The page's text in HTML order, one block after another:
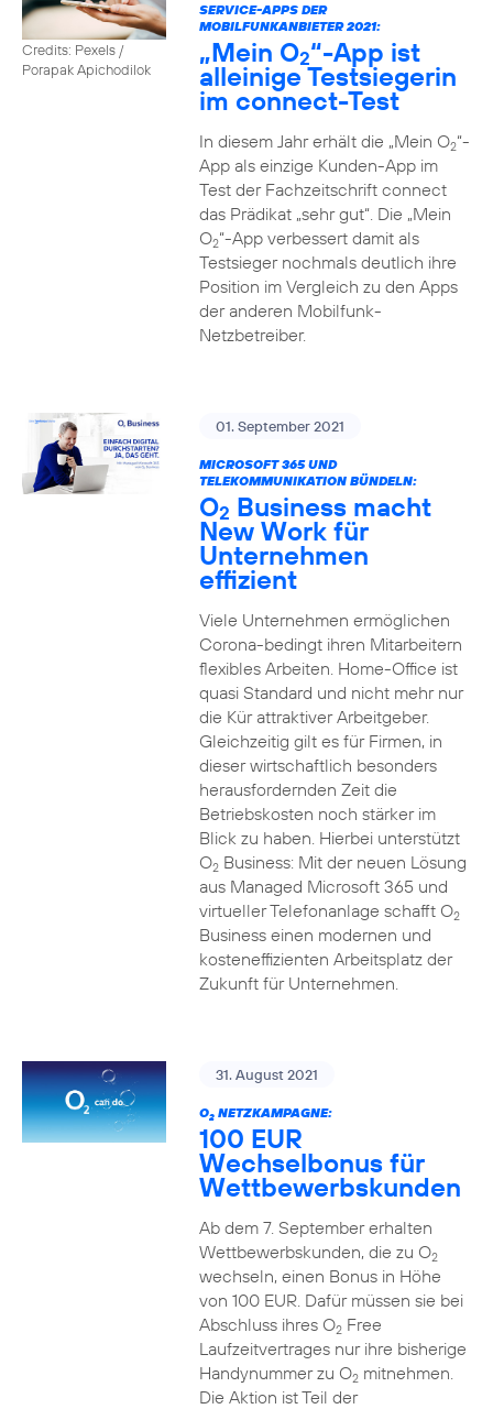
Credits: Pexels /
Porapak Apichodilok
SERVICE-APPS DER
MOBILFUNKANBIETER 2021:
„Mein O2“-App ist
alleinige Testsiegerin
im connect-Test
In diesem Jahr erhält die „Mein O2“-
App als einzige Kunden-App im
Test der Fachzeitschrift connect
das Prädikat „sehr gut“. Die „Mein
O2“-App verbessert damit als
Testsieger nochmals deutlich ihre
Position im Vergleich zu den Apps
der anderen Mobilfunk-
Netzbetreiber.
01. September 2021
MICROSOFT 365 UND
TELEKOMMUNIKATION BÜNDELN:
O2 Business macht
New Work für
Unternehmen
effizient
Viele Unternehmen ermöglichen
Corona-bedingt ihren Mitarbeitern
flexibles Arbeiten. Home-Office ist
quasi Standard und nicht mehr nur
die Kür attraktiver Arbeitgeber.
Gleichzeitig gilt es für Firmen, in
dieser wirtschaftlich besonders
herausfordernden Zeit die
Betriebskosten noch stärker im
Blick zu haben. Hierbei unterstützt
O2Business: Mit der neuen Lösung
aus Managed Microsoft 365 und
virtueller Telefonanlage schafft O2
Business einen modernen und
kosteneffizienten Arbeitsplatz der
Zukunft für Unternehmen.
31. August 2021
O2NETZKAMPAGNE:
100 EUR
Wechselbonus für
Wettbewerbskunden
Ab dem 7. September erhalten
Wettbewerbskunden, die zu O2
wechseln, einen Bonus in Höhe
von 100 EUR. Dafür müssen sie bei
Abschluss ihres O2Free
Laufzeitvertrages nur ihre bisherige
Handynummer zu O2mitnehmen.
Die Aktion ist Teil der